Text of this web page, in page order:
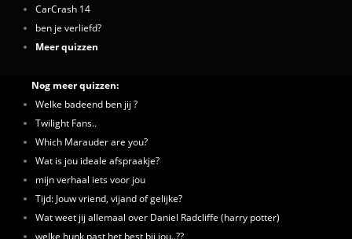
CarCrash 14
ben je verliefd?
Meer quizzen
Nog meer quizzen:
Welke badeend ben jij ?
Twilight Fans..
Which Marauder are you?
Wat is jou ideale afspraakje?
mijn verhaal iets voor jou
Tijd: Jouw vriend, vijand of gelijke?
Wat weet jij allemaal over Daniel Radcliffe (harry potter)
welke hunk past het best bij jou..??